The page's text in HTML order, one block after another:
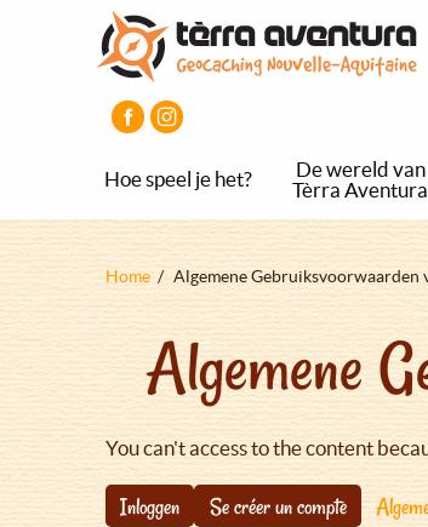
Hoe speel je het?
De wereld van
Tèrra Aventura
Kruimelpad
Home Algemene Gebruiksvoorwaarden
Algemene
You can't access to the content
Inloggen Se créer un compte